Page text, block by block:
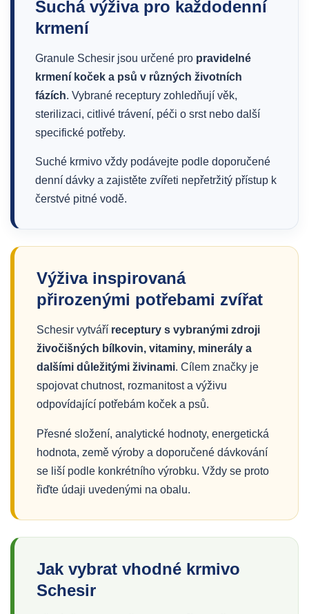
Suchá výživa pro každodenní
krmení
Granule Schesir jsou určené pro pravidelné
krmení koček a psů v různých životních
fázích. Vybrané receptury zohledňují věk,
sterilizaci, citlivé trávení, péči o srst nebo další
specifické potřeby.
Suché krmivo vždy podávejte podle doporučené
denní dávky a zajistěte zvířeti nepřetržitý přístup k
čerstvé pitné vodě.
Výživa inspirovaná
přirozenými potřebami zvířat
Schesir vytváří receptury s vybranými zdroji
živočišných bílkovin, vitaminy, minerály a
dalšími důležitými živinami. Cílem značky je
spojovat chutnost, rozmanitost a výživu
odpovídající potřebám koček a psů.
Přesné složení, analytické hodnoty, energetická
hodnota, země výroby a doporučené dávkování
se liší podle konkrétního výrobku. Vždy se proto
řiďte údaji uvedenými na obalu.
Jak vybrat vhodné krmivo
Schesir